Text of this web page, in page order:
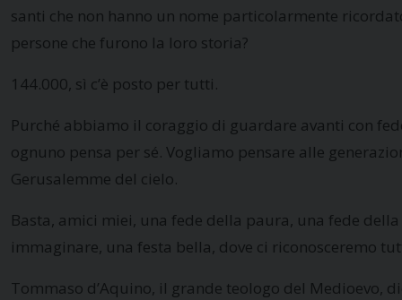
santi che non hanno un nome particolarmente
persone che furono la loro storia?
144.000, sì c’è posto per tutti.
Purché abbiamo il coraggio di guardare avanti con
ognuno pensa per sé. Vogliamo pensare alle
Gerusalemme del cielo.
Basta, amici miei, una fede della paura, una fede
immaginare, una festa bella, dove ci riconosceremo
Tommaso d’Aquino, il grande teologo del Medioevo,